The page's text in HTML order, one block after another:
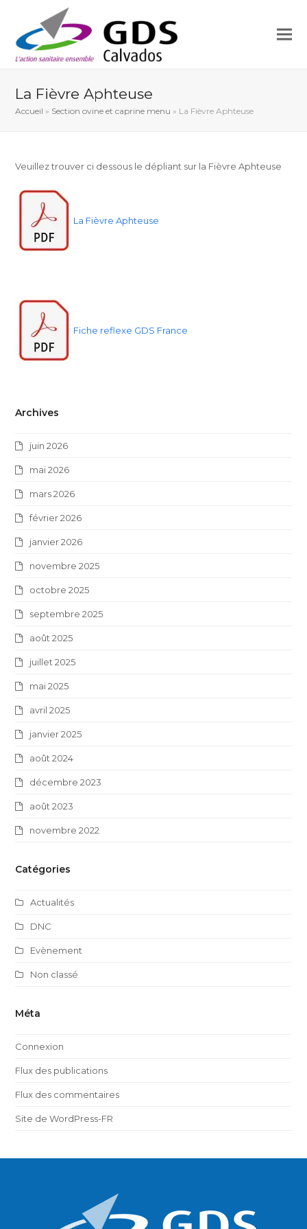
La Fièvre Aphteuse
Accueil » Section ovine et caprine menu » La Fièvre Aphteuse
Veuillez trouver ci dessous le dépliant sur la Fièvre Aphteuse
La Fièvre Aphteuse
Fiche reflexe GDS France
Archives
juin 2026
mai 2026
mars 2026
février 2026
janvier 2026
novembre 2025
octobre 2025
septembre 2025
août 2025
juillet 2025
mai 2025
avril 2025
janvier 2025
août 2024
décembre 2023
août 2023
novembre 2022
Catégories
Actualités
DNC
Evènement
Non classé
Méta
Connexion
Flux des publications
Flux des commentaires
Site de WordPress-FR